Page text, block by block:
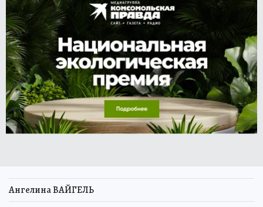
Ангелина ВАЙГЕЛЬ